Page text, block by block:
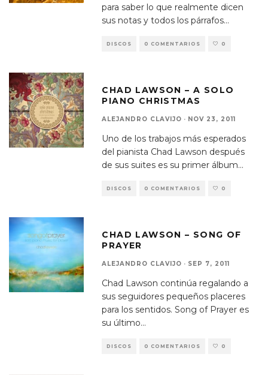
para saber lo que realmente dicen
sus notas y todos los párrafos...
DISCOS 0 COMENTARIOS 0
CHAD LAWSON – A SOLO
PIANO CHRISTMAS
ALEJANDRO CLAVIJO · NOV 23, 2011
Uno de los trabajos más esperados
del pianista Chad Lawson después
de sus suites es su primer álbum...
DISCOS 0 COMENTARIOS 0
CHAD LAWSON – SONG OF
PRAYER
ALEJANDRO CLAVIJO · SEP 7, 2011
Chad Lawson continúa regalando a
sus seguidores pequeños placeres
para los sentidos. Song of Prayer es
su último...
DISCOS 0 COMENTARIOS 0